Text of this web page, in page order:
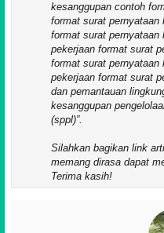
kesanggupan contoh
format surat pernyataan
format surat pernyataan
pekerjaan format surat
format surat pernyataan
pekerjaan format surat
dan pemantauan
kesanggupan
(sppl) .
Silahkan bagikan link
memang dirasa dapat
Terima kasih!